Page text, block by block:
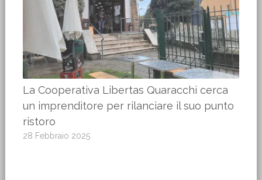
La Cooperativa Libertas Quaracchi cerca
un imprenditore per rilanciare il suo punto
ristoro
28 Febbraio 2025